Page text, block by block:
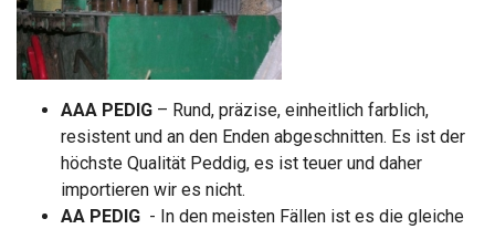
AAA PEDIG – Rund, präzise, einheitlich farblich,
resistent und an den Enden abgeschnitten. Es ist der
höchste Qualität Peddig, es ist teuer und daher
importieren wir es nicht.
AA PEDIG - In den meisten Fällen ist es die gleiche